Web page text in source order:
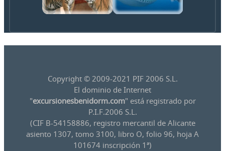
Copyright © 2009-2021 PIF 2006 S.L.
El dominio de Internet
"excursionesbenidorm.com" está registrado por
P.I.F.2006 S.L.
(CIF B-54158886, registro mercantil de Alicante
asiento 1307, tomo 3100, libro O, folio 96, hoja A
101674 inscripción 1ª)